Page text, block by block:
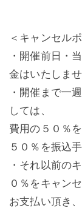
＜キャンセル
・開催前日・
金はいたしませ
・開催まで一
しては、
費用の５０％
５０％を振込
・それ以前の
０％をキャン
お支払い頂き